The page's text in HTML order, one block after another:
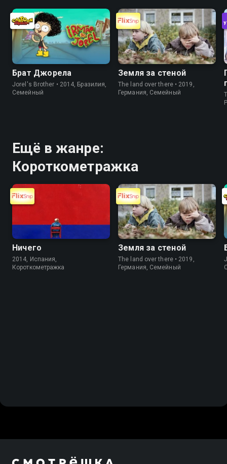
Брат Джорела
Jorel's Brother • 2014, Бразилия,
Cемейный
Земля за стеной
The land over there • 2019,
Германия, Cемейный
Ещё в жанре:
Короткометражка
Ничего
2014, Испания,
Короткометражка
Земля за стеной
The land over there • 2019,
Германия, Cемейный